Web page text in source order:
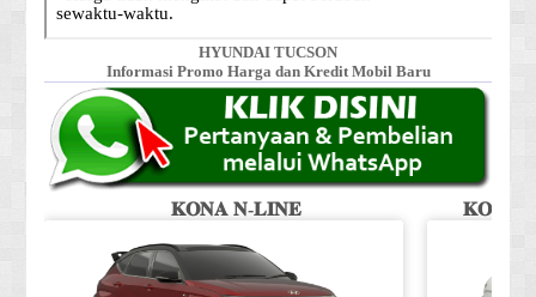
HYUNDAI TUCSON
Informasi Promo Harga dan Kredit Mobil Baru
𝐊𝐎𝐍𝐀 𝐍-𝐋𝐈𝐍𝐄 𝐊𝐎𝐍𝐀